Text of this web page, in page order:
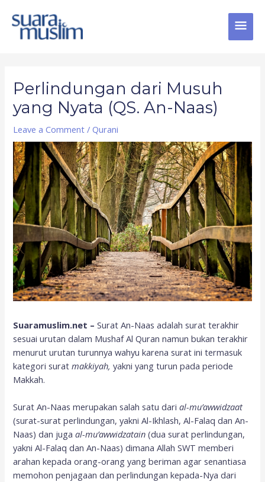
content
Perlindungan dari Musuh
yang Nyata (QS. An-Naas)
Leave a Comment /Qurani
Suaramuslim.net –Surat An-Naas adalah surat terakhir
sesuai urutan dalam Mushaf Al Quran namun bukan terakhir
menurut urutan turunnya wahyu karena surat ini termasuk
kategori suratmakkiyah, yakni yang turun pada periode
Makkah.
Surat An-Naas merupakan salah satu darial-mu’awwidzaat
(surat-surat perlindungan, yakni Al-Ikhlash, Al-Falaq dan An-
Naas) dan jugaal-mu’awwidzatain (dua surat perlindungan,
yakni Al-Falaq dan An-Naas) dimana Allah SWT memberi
arahan kepada orang-orang yang beriman agar senantiasa
memohon penjagaan dan perlindungan kepada-Nya dari